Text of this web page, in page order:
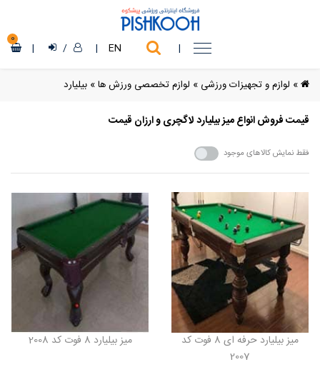
|
EN
|
/
|
0
» لوازم و تجهیزات ورزشی » لوازم تخصصی ورزش ها» بیلیارد
قیمت فروش انواع میز بیلیارد لاگچری و ارزان قیمت
فقط نمایش کالاهای موجود
میز بیلیارد حرفه ای 8 فوت کد
2007
میز بیلیارد 8 فوت کد 2008